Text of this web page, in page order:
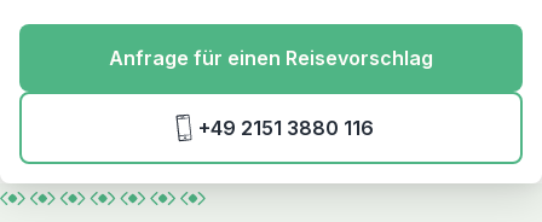
Anfrage für einen Reisevorschlag
+49 2151 3880 116